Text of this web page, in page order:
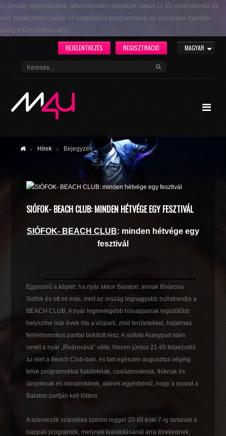
Az ország legpörgősebb, fehérhomokos strandján június 21-től ismét beindul az
élet. Napközben családi és szabadidős programokkal, az éjszakába nyúlóan
pedig a koncert&eacut" />
MAGYAR
REGISZTRÁCIÓ
BEJELENTKEZÉS
Hírek Bejegyzés
SIÓFOK- BEACH CLUB: MINDEN HÉTVÉGE EGY FESZTIVÁL
SIÓFOK- BEACH CLUB: minden hétvége egy
fesztivál
Egyszerű a képlet: ha nyár akkor Balaton, annak fővárosa
Siófok és ott mi más, mint az ország legnagyobb bulistrandja a
BEACH CLUB. A nyár legmelegebb hónapjainak legüdítőbb
helyszíne már évek óta a vízparti, zöld területekkel, hatalmas
fehérhomokos parttal tarkított rész. A siófoki Aranypart idén
ismét a nyár „fővárosává” válik, hiszen június 21-től felpezsdül
az élet a Beach Club-ban, és tart egészen augusztus végéig
telve programokkal fiataloknak, családosoknak, fiúknak és
lányoknak és mindenkinek, akinek egyértelmű, hogy a nyarat a
Balaton partján kell tölteni.
A szervezők szándéka szerint reggel 10-től este 7-ig tartanak a
nappali programok, melynek kialakításánál arra törekednek,